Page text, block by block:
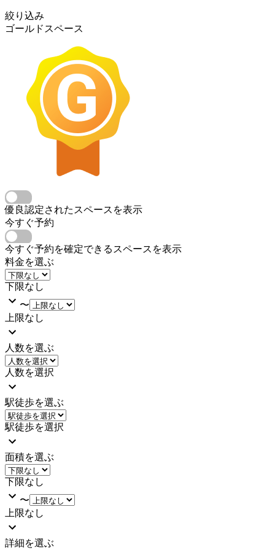
絞り込み
ゴールドスペース
優良認定されたスペースを表示
今すぐ予約
今すぐ予約を確定できるスペースを表示
料金を選ぶ
下限なし
〜
上限なし
人数を選ぶ
人数を選択
駅徒歩を選ぶ
駅徒歩を選択
面積を選ぶ
下限なし
〜
上限なし
詳細を選ぶ